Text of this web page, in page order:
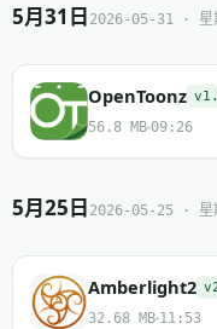
5月31日 2026-05-31 · 星
OpenToonz
56.8 MB 09:26
5月25日 2026-05-25 · 星
Amberlight2
32.68 MB 11:53